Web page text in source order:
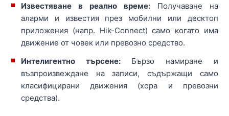
Известяване в реално време:Получаване на
аларми и известия през мобилни или десктоп
приложения (напр. Hik-Connect) само когато има
движение от човек или превозно средство.
Интелигентно търсене:Бързо намиране и
възпроизвеждане на записи, съдържащи само
класифицирани движения (хора и превозни
средства).